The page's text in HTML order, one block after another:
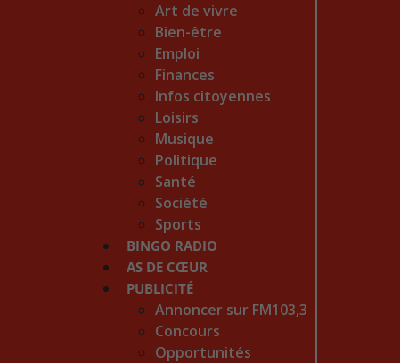
Art de vivre
Bien-être
Emploi
Finances
Infos citoyennes
Loisirs
Musique
Politique
Santé
Société
Sports
BINGO RADIO
AS DE CŒUR
PUBLICITÉ
Annoncer sur FM103,3
Concours
Opportunités